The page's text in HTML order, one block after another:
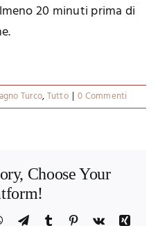
20 minuti prima di
Turco,Tutto | 0 Commenti
Choose Your
WhatsApp
TelegramTumblr Pinterest
Vk
Xing